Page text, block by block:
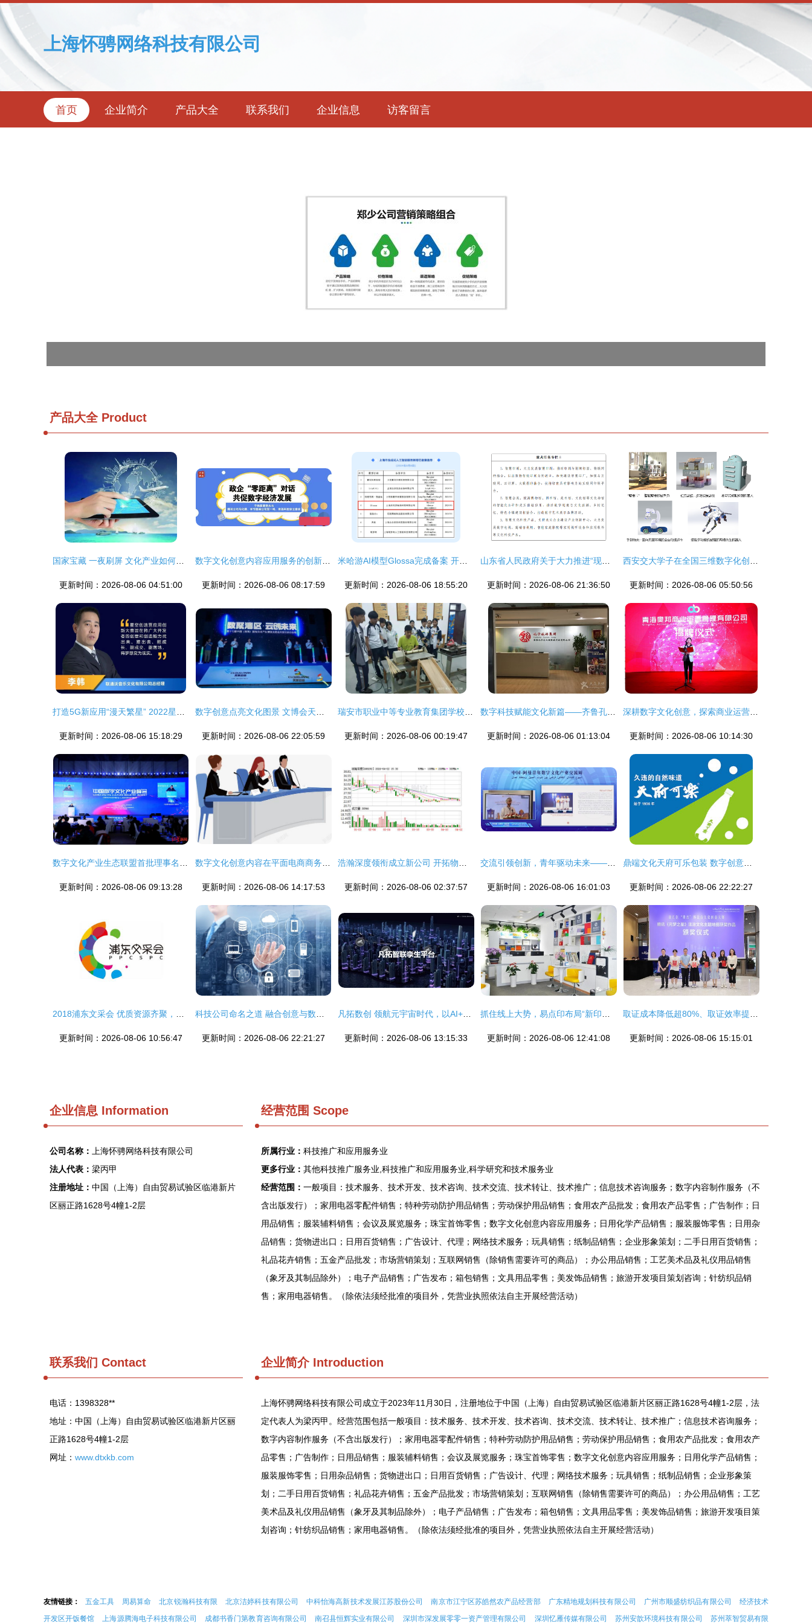
上海怀骋网络科技有限公司
首页 企业简介 产品大全 联系我们 企业信息 访客留言
产品大全Product
更新时间：2026-08-06 04:51:00 更新时间：2026-08-06 08:17:59 更新时间：2026-08-06 18:55:20 更新时间：2026-08-06 21:36:50 更新时间：2026-08-06 05:50:56
更新时间：2026-08-06 15:18:29 更新时间：2026-08-06 22:05:59 更新时间：2026-08-06 00:19:47 更新时间：2026-08-06 01:13:04 更新时间：2026-08-06 10:14:30
更新时间：2026-08-06 09:13:28 更新时间：2026-08-06 14:17:53 更新时间：2026-08-06 02:37:57 更新时间：2026-08-06 16:01:03 更新时间：2026-08-06 22:22:27
更新时间：2026-08-06 10:56:47 更新时间：2026-08-06 22:21:27 更新时间：2026-08-06 13:15:33 更新时间：2026-08-06 12:41:08 更新时间：2026-08-06 15:15:01
企业信息 Information
公司名称：
上海怀骋网络科技有限公司
法人代表： 梁丙甲
注册地址： 中国（上海）自由贸易试验区临港新片
区丽正路1628号4幢1-2层
经营范围 Scope
所属行业： 科技推广和应用服务业
更多行业： 其他科技推广服务业,科技推广和应用服务业,科学研究和技术服务业
经营范围： 一般项目：技术服务、技术开发、技术咨询、技术交流、技术转让、技术推广；信息技术咨询服务；数字内容制作服务（不
含出版发行）；家用电器零配件销售；特种劳动防护用品销售；劳动保护用品销售；食用农产品批发；食用农产品零售；广告制作；日
用品销售；服装辅料销售；会议及展览服务；珠宝首饰零售；数字文化创意内容应用服务；日用化学产品销售；服装服饰零售；日用杂
品销售；货物进出口；日用百货销售；广告设计、代理；网络技术服务；玩具销售；纸制品销售；企业形象策划；二手日用百货销售；
礼品花卉销售；五金产品批发；市场营销策划；互联网销售（除销售需要许可的商品）；办公用品销售；工艺美术品及礼仪用品销售
（象牙及其制品除外）；电子产品销售；广告发布；箱包销售；文具用品零售；美发饰品销售；旅游开发项目策划咨询；针纺织品销
售；家用电器销售。（除依法须经批准的项目外，凭营业执照依法自主开展经营活动）
联系我们 Contact
电话：1398328**
地址：中国（上海）自由贸易试验区临港新片区丽
正路1628号4幢1-2层
网址： www.dtxkb.com
企业简介Introduction
上海怀骋网络科技有限公司成立于2023年11月30日，注册地位于中国（上海）自由贸易试验区临港新片区丽正路1628号4幢1-2层，法
定代表人为梁丙甲。经营范围包括一般项目：技术服务、技术开发、技术咨询、技术交流、技术转让、技术推广；信息技术咨询服务；
数字内容制作服务（不含出版发行）；家用电器零配件销售；特种劳动防护用品销售；劳动保护用品销售；食用农产品批发；食用农产
品零售；广告制作；日用品销售；服装辅料销售；会议及展览服务；珠宝首饰零售；数字文化创意内容应用服务；日用化学产品销售；
服装服饰零售；日用杂品销售；货物进出口；日用百货销售；广告设计、代理；网络技术服务；玩具销售；纸制品销售；企业形象策
划；二手日用百货销售；礼品花卉销售；五金产品批发；市场营销策划；互联网销售（除销售需要许可的商品）；办公用品销售；工艺
美术品及礼仪用品销售（象牙及其制品除外）；电子产品销售；广告发布；箱包销售；文具用品零售；美发饰品销售；旅游开发项目策
划咨询；针纺织品销售；家用电器销售。（除依法须经批准的项目外，凭营业执照依法自主开展经营活动）
友情链接： 五金工具 周易算命 北京锐瀚科技有限 北京洁婷科技有限公司 中科怡海高新技术发展江苏股份公司 南京市江宁区苏皓然农产品经营部 广东精地规划科技有限公司 广州市顺盛纺织品有限公司
经济技术
开发区开饭餐馆
上海源腾海电子科技有限公司 成都书香门第教育咨询有限公司 南召县恒辉实业有限公司 深圳市深发展零零一资产管理有限公司 深圳忆雁传媒有限公司 苏州安歆环境科技有限公司 苏州萃智贸易有限